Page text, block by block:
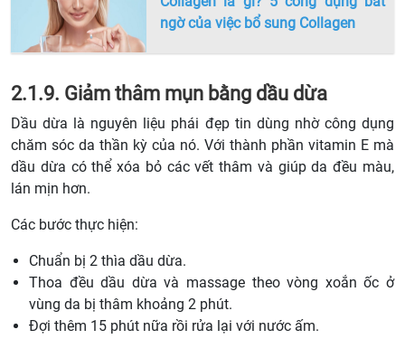
ngờ của việc bổ sung Collagen
2.1.9. Giảm thâm mụn bằng dầu dừa
Dầu dừa là nguyên liệu phái đẹp tin dùng nhờ công dụng
chăm sóc da thần kỳ của nó. Với thành phần vitamin E mà
dầu dừa có thể xóa bỏ các vết thâm và giúp da đều màu,
lán mịn hơn.
Các bước thực hiện:
Chuẩn bị 2 thìa dầu dừa.
Thoa đều dầu dừa và massage theo vòng xoắn ốc ở
vùng da bị thâm khoảng 2 phút.
Đợi thêm 15 phút nữa rồi rửa lại với nước ấm.